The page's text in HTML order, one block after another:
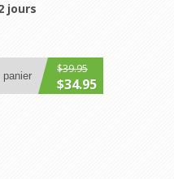
jours
panier $39.95
$34.95